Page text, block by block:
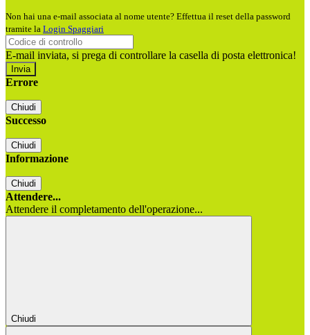
Non hai una e-mail associata al nome utente? Effettua il reset della password
tramite la Login Spaggiari
E-mail inviata, si prega di controllare la casella di posta elettronica!
Errore
Chiudi
Successo
Chiudi
Informazione
Chiudi
Attendere...
Attendere il completamento dell'operazione...
Chiudi